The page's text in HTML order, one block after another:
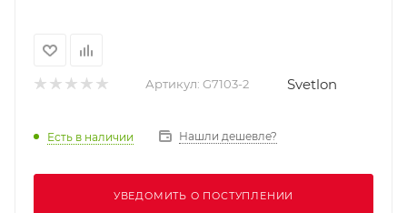
Артикул: G7103-2 Svetlon
Есть в наличии Нашли дешевле?
УВЕДОМИТЬ О ПОСТУПЛЕНИИ